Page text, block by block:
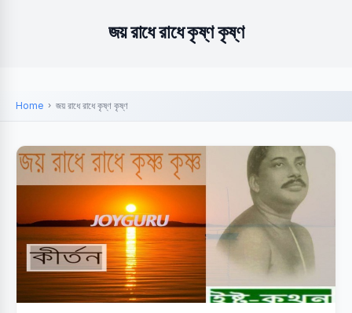
জয় রাধে রাধে কৃষ্ণ কৃষ্ণ
Home জয় রাধে রাধে কৃষ্ণ কৃষ্ণ